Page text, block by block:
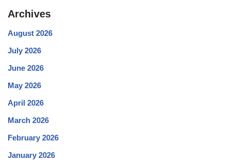
Archives
August 2026
July 2026
June 2026
May 2026
April 2026
March 2026
February 2026
January 2026